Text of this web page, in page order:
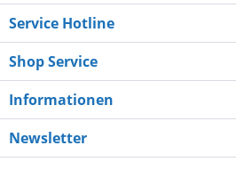
Service Hotline
Shop Service
Informationen
Newsletter